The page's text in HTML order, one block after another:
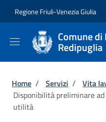
Regione Friuli-Venezia Giulia
Comune
Redipuglia
Briciole di
Home / Servizi / Vita
Disponibilità preliminare
utilità